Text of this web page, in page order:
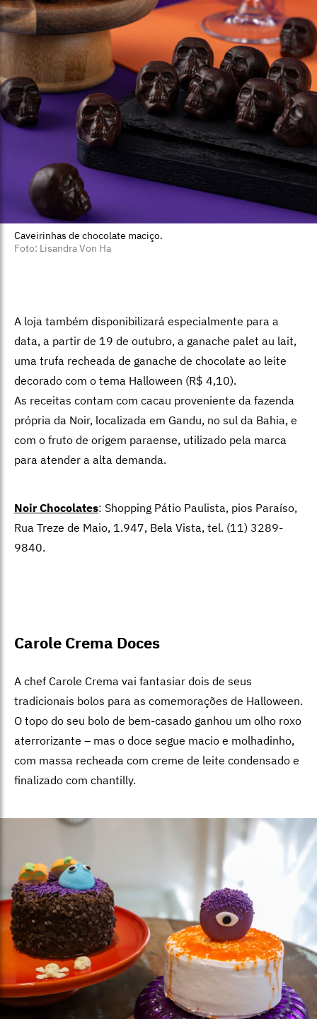
Caveirinhas de chocolate maciço.
Foto: Lisandra Von Ha
A loja também disponibilizará especialmente para a
data, a partir de 19 de outubro, a ganache palet au lait,
uma trufa recheada de ganache de chocolate ao leite
decorado com o tema Halloween (R$ 4,10).
As receitas contam com cacau proveniente da fazenda
própria da Noir, localizada em Gandu, no sul da Bahia, e
com o fruto de origem paraense, utilizado pela marca
para atender a alta demanda.
Noir Chocolates: Shopping Pátio Paulista, pios Paraíso,
Rua Treze de Maio, 1.947, Bela Vista, tel. (11) 3289-
9840.
Carole Crema Doces
A chef Carole Crema vai fantasiar dois de seus
tradicionais bolos para as comemorações de Halloween.
O topo do seu bolo de bem-casado ganhou um olho roxo
aterrorizante – mas o doce segue macio e molhadinho,
com massa recheada com creme de leite condensado e
finalizado com chantilly.